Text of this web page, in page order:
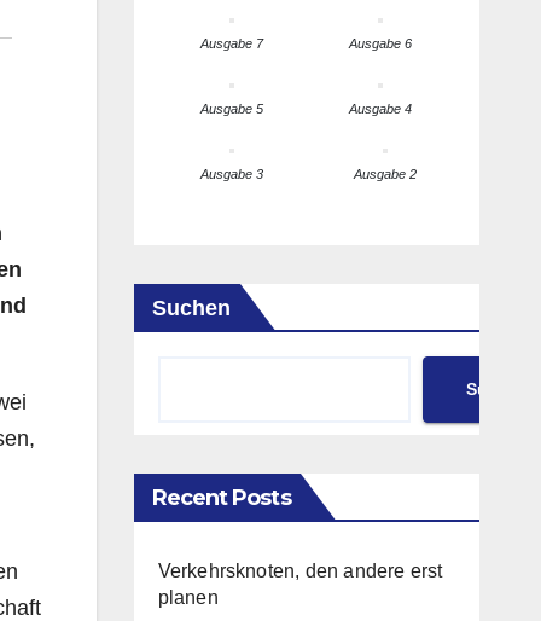
Ausgabe 7 Ausgabe 6
Ausgabe 5 Ausgabe 4
Ausgabe 3 Ausgabe 2
Suchen
Suchen
Recent Posts
Verkehrsknoten, den andere erst
planen